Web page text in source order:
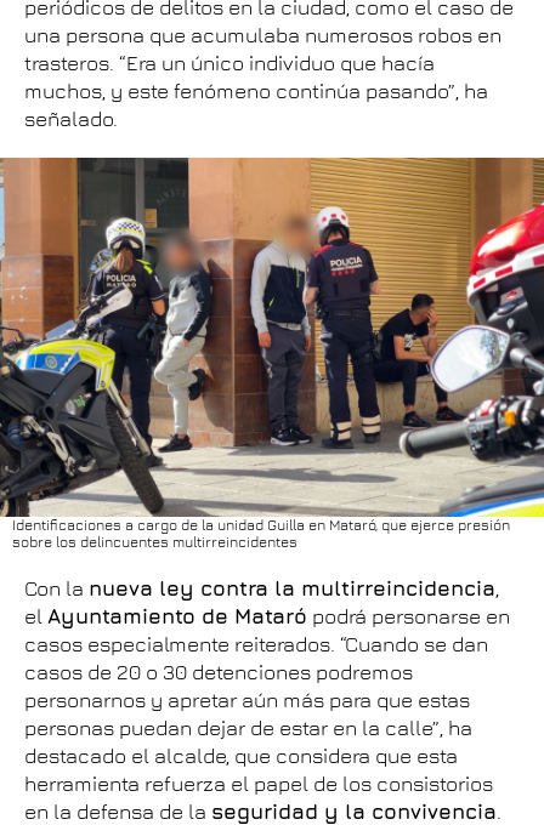
periódicos de delitos en la ciudad, como el caso de
una persona que acumulaba numerosos robos en
trasteros. “Era un único individuo que hacía
muchos, y este fenómeno continúa pasando”, ha
señalado.
Identificaciones a cargo de la unidad Guilla en Mataró, que ejerce presión
sobre los delincuentes multirreincidentes
Con la nueva ley contra la multirreincidencia
el Ayuntamiento de Mataró podrá personarse en
casos especialmente reiterados. “Cuando se dan
casos de 20 o 30 detenciones podremos
personarnos y apretar aún más para que estas
personas puedan dejar de estar en la calle”, ha
destacado el alcalde, que considera que esta
herramienta refuerza el papel de los consistorios
en la defensa de la seguridad y la convivencia